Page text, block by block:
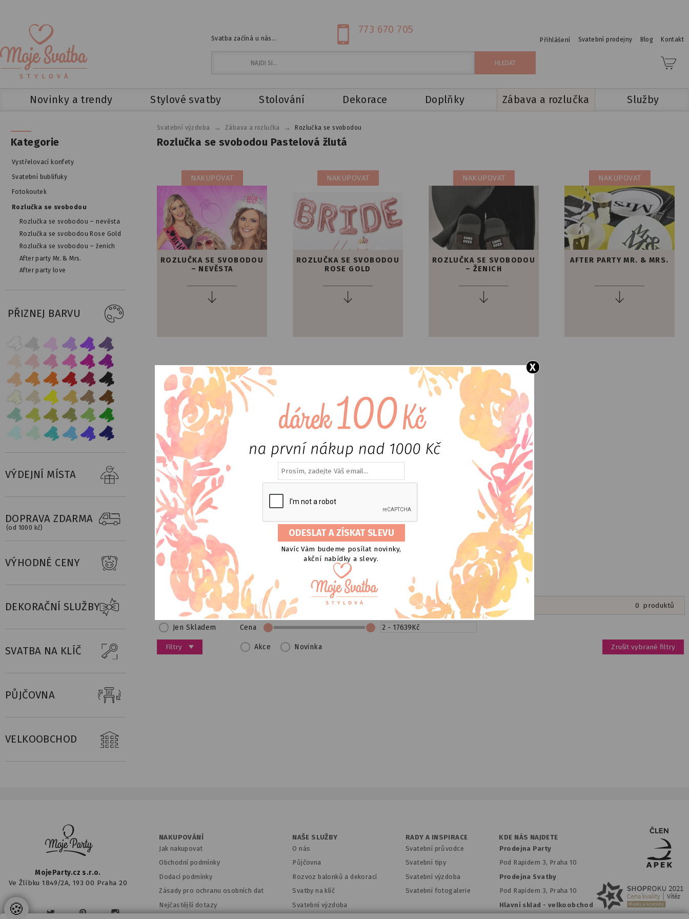
X
Navíc Vám budeme posílat novinky,
akční nabídky a slevy.
Svatba začíná u nás...
773 670 705
Přihlášení Svatební prodejny Blog Kontakt
Novinky a trendy Stylové svatby Stolování Dekorace Doplňky Zábava a rozlučka Služby
Kategorie
Vystřelovací konfety
Svatební bublifuky
Fotokoutek
Rozlučka se svobodou
Rozlučka se svobodou – nevěsta
Rozlučka se svobodou Rose Gold
Rozlučka se svobodou – ženich
After party Mr. & Mrs.
After party love
PŘIZNEJ BARVU
VÝDEJNÍ MÍSTA
DOPRAVA ZDARMA
(od 1000 kč)
VÝHODNÉ CENY
DEKORAČNÍ SLUŽBY
SVATBA NA KLÍČ
PŮJČOVNA
VELKOOBCHOD
Rozlučka se svobodou Pastelová žlutá
Svatební výzdoba → Zábava a rozlučka → Rozlučka se svobodou
ROZLUČKA SE SVOBODOU
– NEVĚSTA
NAKUPOVAT
ROZLUČKA SE SVOBODOU
ROSE GOLD
NAKUPOVAT
ROZLUČKA SE SVOBODOU
– ŽENICH
NAKUPOVAT
AFTER PARTY MR. & MRS.
NAKUPOVAT
AFTER PARTY LOVE
NAKUPOVAT
Nejprodávanější Nejlevnější Nejdražší Názvu A..Z Názvu Z..A 0 produktů
Filtry
Jen Skladem
Akce Novinka
Cena
Zrušit vybrané filtry
MojeParty.cz s.r.o.
Ve Žlíbku 1849/2A, 193 00 Praha 20
NAKUPOVÁNÍ
Jak nakupovat
Obchodní podmínky
Dodací podmínky
Zásady pro ochranu osobních dat
Nejčastější dotazy
NAŠE SLUŽBY
O nás
Půjčovna
Rozvoz balonků a dekorací
Svatby na klíč
Svatební výzdoba
RADY A INSPIRACE
Svatební průvodce
Svatební tipy
Svatební výzdoba
Svatební fotogalerie
KDE NÁS NAJDETE
Prodejna Party
Pod Rapidem 3, Praha 10
Prodejna Svatby
Pod Rapidem 3, Praha 10
Hlavní sklad - velkoobchod
🍪